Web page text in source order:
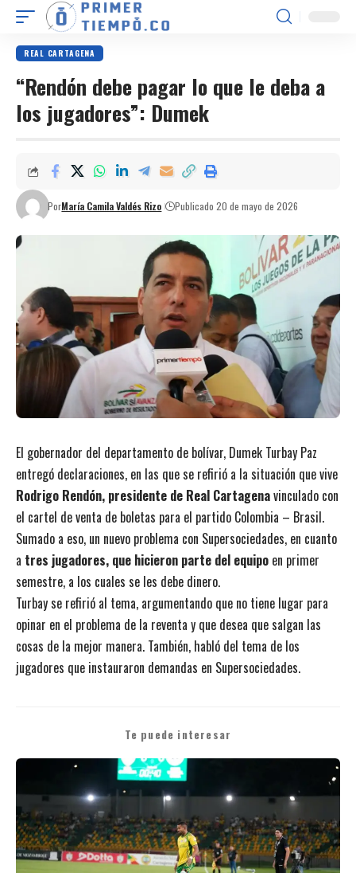
REAL CARTAGENA
“Rendón debe pagar lo que le deba a
los jugadores”: Dumek
PorMaría Camila Valdés Rizo Publicado 20 de mayo de 2026
El gobernador del departamento de bolívar, Dumek Turbay Paz
entregó declaraciones, en las que se refirió a la situación que vive
Rodrigo Rendón, presidente de Real Cartagenavinculado con
el cartel de venta de boletas para el partido Colombia – Brasil.
Sumado a eso, un nuevo problema con Supersociedades, en cuanto
a tres jugadores, que hicieron parte del equipo en primer
semestre, a los cuales se les debe dinero.
Turbay se refirió al tema, argumentando que no tiene lugar para
opinar en el problema de la reventa y que desea que salgan las
cosas de la mejor manera. También, habló del tema de los
jugadores que instauraron demandas en Supersociedades.
Te puede interesar